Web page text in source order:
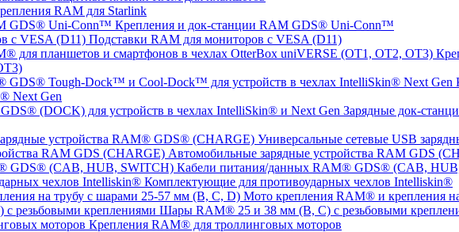
RAM для Starlink
Крепления и док-станции RAM GDS® Uni-Conn™
Подставки RAM для мониторов с VESA (D11)
Next Gen
Зарядные док-
Универсальные сетевые USB
Автомобильные зарядные устройства RAM GDS
Кабели питания/данных RAM® GDS® (CAB,
Комплектующие для противоударных чехлов Intelliskin®
Мото крепления RAM® и крепления
Шары RAM® 25 и 38 мм (B, C) с резьбовыми
Крепления RAM® для троллинговых моторов